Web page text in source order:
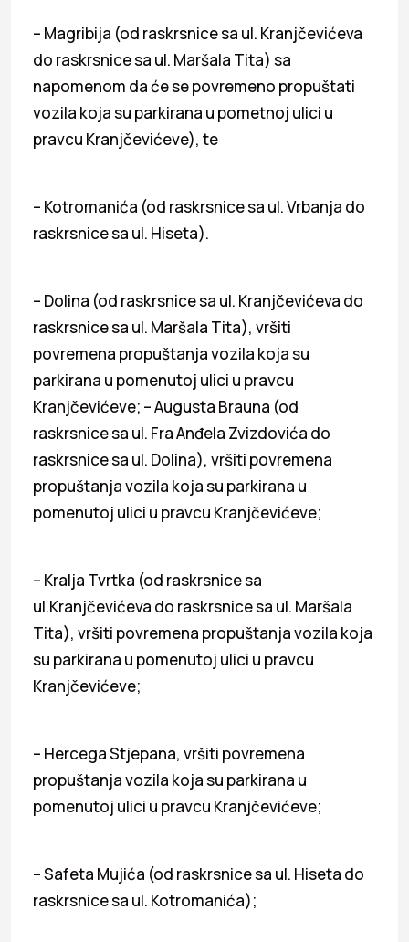
– Magribija (od raskrsnice sa ul. Kranjčevićeva
do raskrsnice sa ul. Maršala Tita) sa
napomenom da će se povremeno propuštati
vozila koja su parkirana u pometnoj ulici u
pravcu Kranjčevićeve), te
– Kotromanića (od raskrsnice sa ul. Vrbanja do
raskrsnice sa ul. Hiseta).
– Dolina (od raskrsnice sa ul. Kranjčevićeva do
raskrsnice sa ul. Maršala Tita), vršiti
povremena propuštanja vozila koja su
parkirana u pomenutoj ulici u pravcu
Kranjčevićeve; – Augusta Brauna (od
raskrsnice sa ul. Fra Anđela Zvizdovića do
raskrsnice sa ul. Dolina), vršiti povremena
propuštanja vozila koja su parkirana u
pomenutoj ulici u pravcu Kranjčevićeve;
– Kralja Tvrtka (od raskrsnice sa
ul.Kranjčevićeva do raskrsnice sa ul. Maršala
Tita), vršiti povremena propuštanja vozila koja
su parkirana u pomenutoj ulici u pravcu
Kranjčevićeve;
– Hercega Stjepana, vršiti povremena
propuštanja vozila koja su parkirana u
pomenutoj ulici u pravcu Kranjčevićeve;
– Safeta Mujića (od raskrsnice sa ul. Hiseta do
raskrsnice sa ul. Kotromanića);